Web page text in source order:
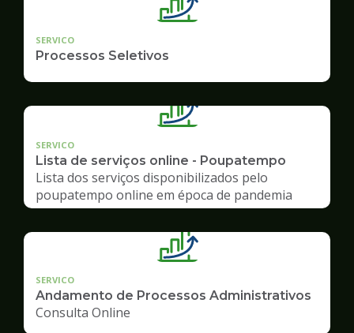
SERVICO
Processos Seletivos
SERVICO
Lista de serviços online - Poupatempo
Lista dos serviços disponibilizados pelo
poupatempo online em época de pandemia
SERVICO
Andamento de Processos Administrativos
Consulta Online